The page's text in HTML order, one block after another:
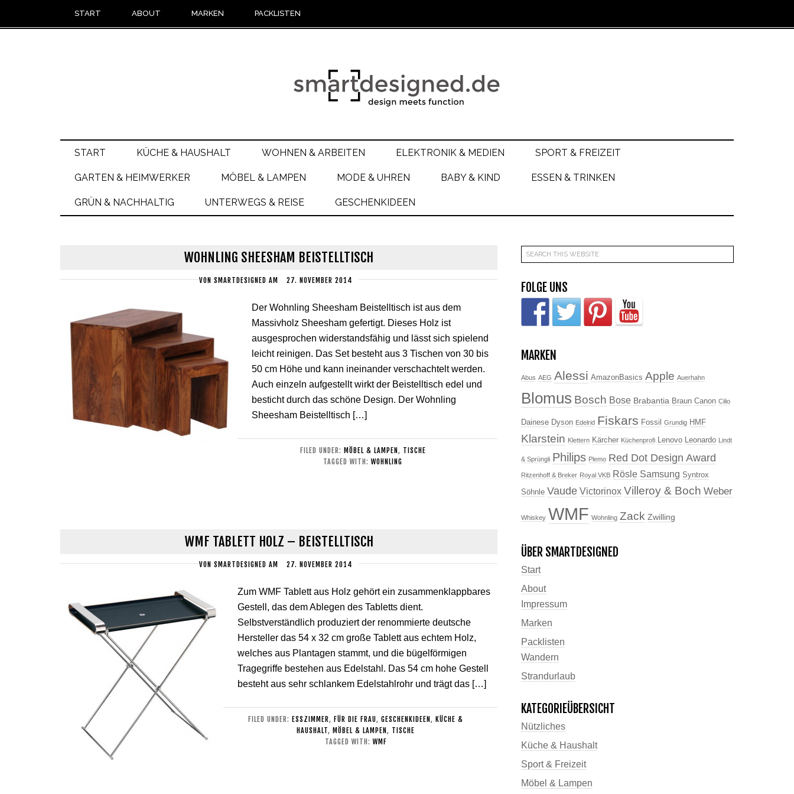
START ABOUT MARKEN PACKLISTEN
START KÜCHE & HAUSHALT WOHNEN & ARBEITEN ELEKTRONIK & MEDIEN SPORT & FREIZEIT
GARTEN & HEIMWERKER MÖBEL & LAMPEN MODE & UHREN BABY & KIND ESSEN & TRINKEN
GRÜN & NACHHALTIG UNTERWEGS & REISE GESCHENKIDEEN
WOHNLING SHEESHAM BEISTELLTISCH
VON SMARTDESIGNED AM 27. NOVEMBER 2014
Der Wohnling Sheesham Beistelltisch ist aus dem
Massivholz Sheesham gefertigt. Dieses Holz ist
ausgesprochen widerstandsfähig und lässt sich spielend
leicht reinigen. Das Set besteht aus 3 Tischen von 30 bis
50 cm Höhe und kann ineinander verschachtelt werden.
Auch einzeln aufgestellt wirkt der Beistelltisch edel und
besticht durch das schöne Design. Der Wohnling
Sheesham Beistelltisch […]
FILED UNDER: MÖBEL & LAMPEN , TISCHE
TAGGED WITH: WOHNLING
WMF TABLETT HOLZ – BEISTELLTISCH
VON SMARTDESIGNED AM 27. NOVEMBER 2014
Zum WMF Tablett aus Holz gehört ein zusammenklappbares
Gestell, das dem Ablegen des Tabletts dient.
Selbstverständlich produziert der renommierte deutsche
Hersteller das 54 x 32 cm große Tablett aus echtem Holz,
welches aus Plantagen stammt, und die bügelförmigen
Tragegriffe bestehen aus Edelstahl. Das 54 cm hohe Gestell
besteht aus sehr schlankem Edelstahlrohr und trägt das […]
FILED UNDER: ESSZIMMER, FÜR DIE FRAU, GESCHENKIDEEN , KÜCHE &
HAUSHALT, MÖBEL & LAMPEN , TISCHE
TAGGED WITH: WMF
FOLGE UNS
MARKEN
Abus AEG Alessi AmazonBasics Apple Auerhahn
Blomus Bosch Bose Brabantia Braun Canon Cilio
Dainese Dyson Edelrid Fiskars Fossil Grundig HMF
Klarstein Klettern Kärcher Küchenprofi Lenovo Leonardo Lindt
& Sprüngli Philips Plemo Red Dot Design Award
Ritzenhoff & Breker Royal VKB Rösle Samsung Syntrox
Söhnle Vaude Victorinox Villeroy & Boch Weber
Whiskey WMF Wohnling Zack Zwilling
ÜBER SMARTDESIGNED
Start
About
Impressum
Marken
Packlisten
Wandern
Strandurlaub
KATEGORIEÜBERSICHT
Nützliches
Küche & Haushalt
Sport & Freizeit
Möbel & Lampen